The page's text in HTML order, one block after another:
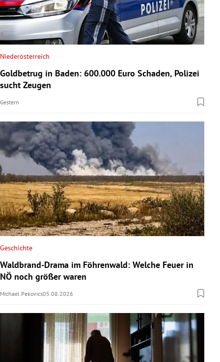
Niederösterreich
Goldbetrug in Baden: 600.000 Euro Schaden, Polizei
sucht Zeugen
Gestern
Geschichte
Waldbrand-Drama im Föhrenwald: Welche Feuer in
NÖ noch größer waren
Michael Pekovics05.08.2026